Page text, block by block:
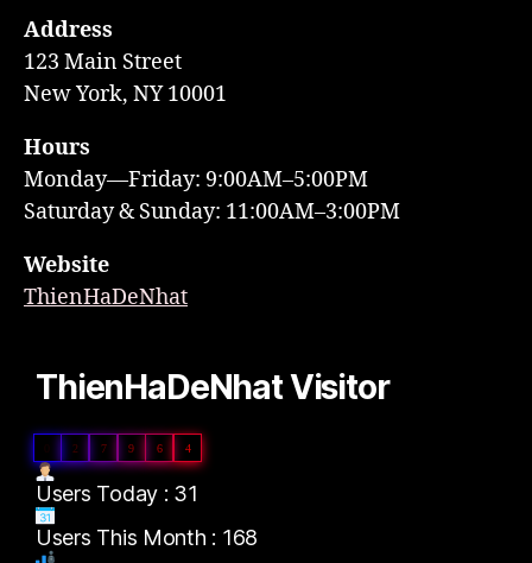
Address
123 Main Street
New York, NY 10001
Hours
Monday—Friday: 9:00AM–5:00PM
Saturday & Sunday: 11:00AM–3:00PM
Website
ThienHaDeNhat
ThienHaDeNhat Visitor
2 7 9 6 4
Users Today : 31
Users This Month : 168